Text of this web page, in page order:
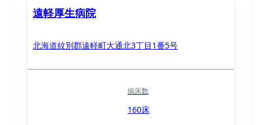
遠軽厚生病院
北海道紋別郡遠軽町大通北3丁目1番5号
病床数
160床